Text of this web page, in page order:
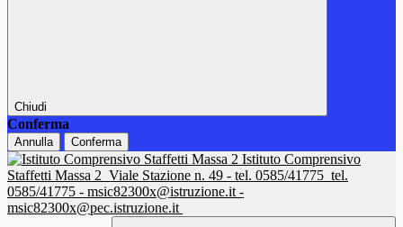
Chiudi
Conferma
Annulla Conferma
Istituto Comprensivo
Staffetti Massa 2 Viale Stazione n. 49 - tel. 0585/41775 tel.
0585/41775 - msic82300x@istruzione.it -
msic82300x@pec.istruzione.it